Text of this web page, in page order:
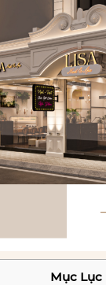
Mục Lục